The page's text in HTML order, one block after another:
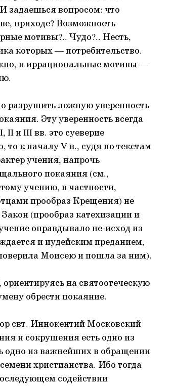
задаешься вопросом: что
приходе? Возможность
мотивы?.. Чудо?.. Несть,
которых — потребительство.
и иррациональные мотивы —
разрушить ложную уверенность
Эту уверенность всегда
II и III вв. это суеверие
то к началу V в., судя по текстам
учения, напрочь
покаяния (см.,
учению, в частности,
прообраз Крещения) не
(прообраз катехизации и
оправдывало не-исход из
и иудейским преданием,
Моисею и пошла за ним).
на святоотеческую
обрести покаяние.
свт. Иннокентий Московский
и сокрушения есть одно из
одно из важнейших в обращении
христианства. Ибо тогда
содействии